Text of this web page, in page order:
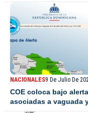
NACIONALES9 De Julio De
COE coloca bajo
asociadas a vaguada